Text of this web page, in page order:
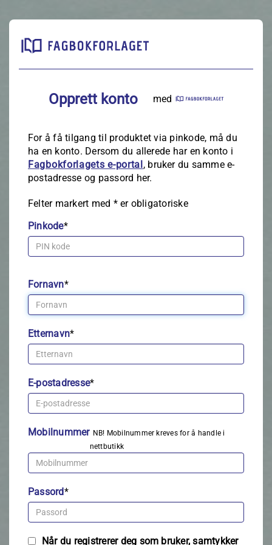
Opprett konto med
For å få tilgang til produktet via pinkode, må du
ha en konto. Dersom du allerede har en konto i
Fagbokforlagets e‑portal, bruker du samme e-
postadresse og passord her.
Felter markert med *er obligatoriske
Pinkode*
Fornavn*
Etternavn*
E-postadresse*
Mobilnummer NB! Mobilnummer kreves for å handle i
nettbutikk
Passord*
Når du registrerer deg som bruker, samtykker